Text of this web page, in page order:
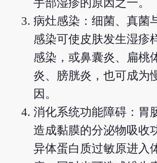
手部湿疹的原因之一。
病灶感染：细菌、真菌
感染可使皮肤发生湿疹
感染，或鼻囊炎、扁桃
炎、膀胱炎，也可成为
因。
消化系统功能障碍：胃
造成黏膜的分泌物吸收
异体蛋白质过敏原进入